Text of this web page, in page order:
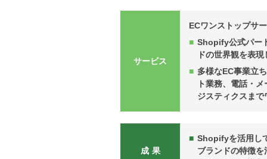
サービス
ECワンストップサ
Shopify公式パー
ドの世界観を表
多様なEC事業立
ト業務、電話・
ジスティクスま
成果
Shopifyを活用し
ブランドの特徴